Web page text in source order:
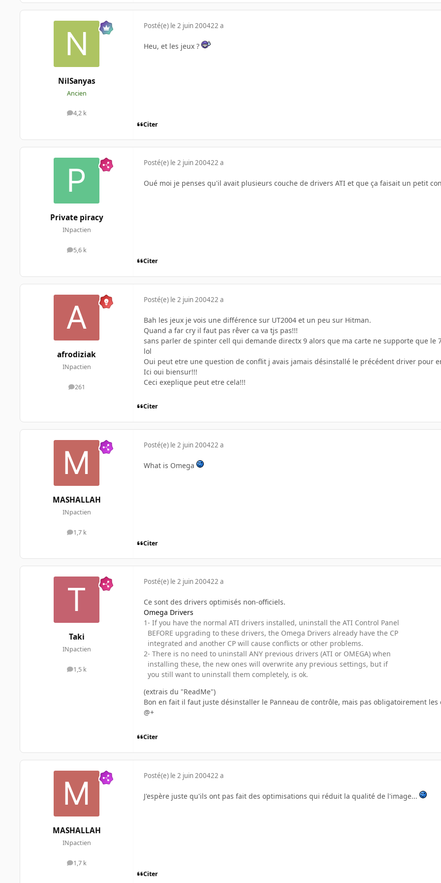
NilSanyas
Ancien
4,2 k
messages
Posté(e) le 2 juin 200422 a
Heu, et les jeux ?
Citer
Private piracy
INpactien
5,6 k
messages
Posté(e) le 2 juin 200422 a
Oué moi je penses qu'il avait plusieurs couche de drivers ATI et que ça faisait un petit
Citer
afrodiziak
INpactien
261
messages
Posté(e) le 2 juin 200422 a
Bah les jeux je vois une différence sur UT2004 et un peu sur Hitman.
Quand a far cry il faut pas rêver ca va tjs pas!!!
sans parler de spinter cell qui demande directx 9 alors que ma carte ne supporte que le
lol
Oui peut etre une question de conflit j avais jamais désinstallé le précédent driver pour
Ici oui biensur!!!
Ceci exeplique peut etre cela!!!
Citer
MASHALLAH
INpactien
1,7 k
messages
Posté(e) le 2 juin 200422 a
What is Omega
Citer
Taki
INpactien
1,5 k
messages
Posté(e) le 2 juin 200422 a
Ce sont des drivers optimisés non-officiels.
Omega Drivers
1- If you have the normal ATI drivers installed, uninstall the ATI Control Panel
BEFORE upgrading to these drivers, the Omega Drivers already have the CP
integrated and another CP will cause conflicts or other problems.
2- There is no need to uninstall ANY previous drivers (ATI or OMEGA) when
installing these, the new ones will overwrite any previous settings, but if
you still want to uninstall them completely, is ok.
(extrais du "ReadMe")
Bon en fait il faut juste désinstaller le Panneau de contrôle, mais pas obligatoirement les
@+
Citer
MASHALLAH
INpactien
1,7 k
messages
Posté(e) le 2 juin 200422 a
J'espère juste qu'ils ont pas fait des optimisations qui réduit la qualité de l'image...
Citer